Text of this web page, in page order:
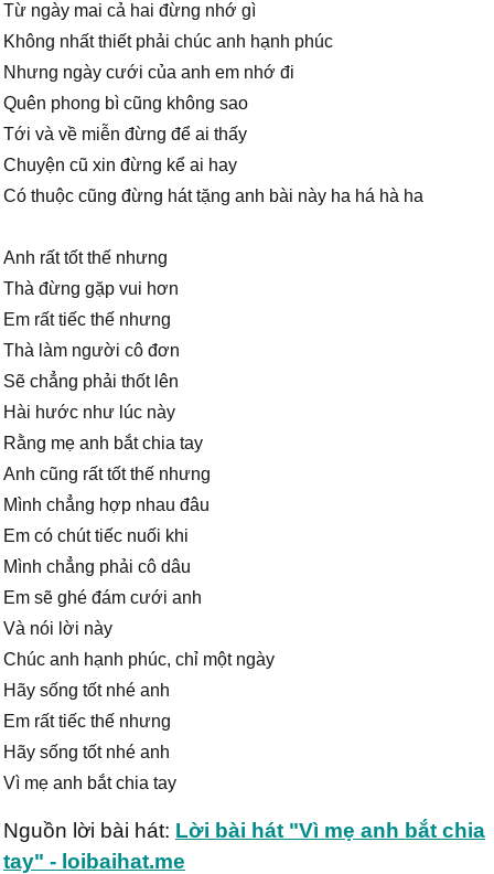
Từ ngày mai cả hai đừng nhớ gì
Không nhất thiết phải chúc anh hạnh phúc
Nhưng ngày cưới của anh em nhớ đi
Quên phong bì cũng không sao
Tới và về miễn đừng để ai thấy
Chuyện cũ xin đừng kể ai hay
Có thuộc cũng đừng hát tặng anh bài này ha há hà ha
Anh rất tốt thế nhưng
Thà đừng gặp vui hơn
Em rất tiếc thế nhưng
Thà làm người cô đơn
Sẽ chẳng phải thốt lên
Hài hước như lúc này
Rằng mẹ anh bắt chia tay
Anh cũng rất tốt thế nhưng
Mình chẳng hợp nhau đâu
Em có chút tiếc nuối khi
Mình chẳng phải cô dâu
Em sẽ ghé đám cưới anh
Và nói lời này
Chúc anh hạnh phúc, chỉ một ngày
Hãy sống tốt nhé anh
Em rất tiếc thế nhưng
Hãy sống tốt nhé anh
Vì mẹ anh bắt chia tay
Nguồn lời bài hát: Lời bài hát "Vì mẹ anh bắt chia
tay" - loibaihat.me